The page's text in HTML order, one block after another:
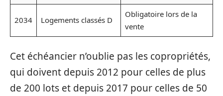
2034 Logements classés D
Obligatoire lors de la
vente
Cet échéancier n’oublie pas les copropriétés,
qui doivent depuis 2012 pour celles de plus
de 200 lots et depuis 2017 pour celles de 50